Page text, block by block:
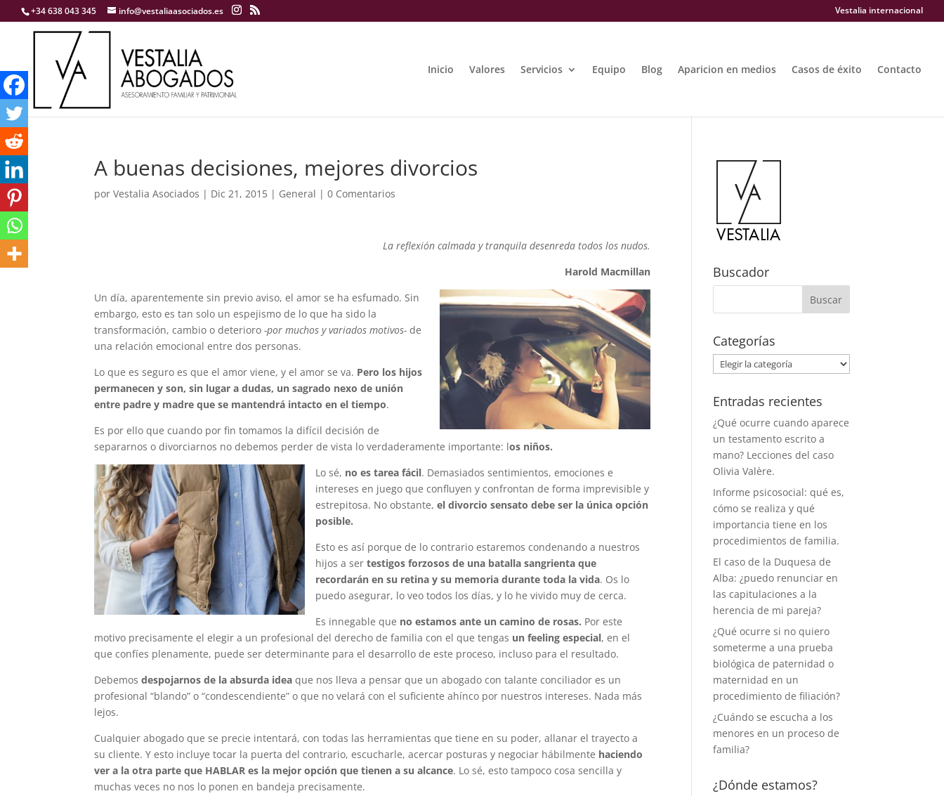
+34 638 043 345 info@vestaliaasociados.es Vestalia internacional
Inicio Valores Servicios Equipo Blog Aparicion en medios Casos de éxito Contacto
A buenas decisiones, mejores divorcios
porVestalia Asociados | Dic 21, 2015 | General |0 Comentarios
La reflexión calmada y tranquila desenreda todos los nudos.
Harold Macmillan
Un día, aparentemente sin previo aviso, el amor se ha esfumado. Sin
embargo, esto es tan solo un espejismo de lo que ha sido la
transformación, cambio o deterioro-por muchos y variados motivos- de
una relación emocional entre dos personas.
Lo que es seguro es que el amor viene, y el amor se va. Pero los hijos
permanecen y son, sin lugar a dudas, un sagrado nexo de unión
entre padre y madre que se mantendrá intacto en el tiempo.
Es por ello que cuando por fin tomamos la difícil decisión de
separarnos o divorciarnos no debemos perder de vista lo verdaderamente importante: los niños.
Lo sé, no es tarea fácil. Demasiados sentimientos, emociones e
intereses en juego que confluyen y confrontan de forma imprevisible y
estrepitosa. No obstante,el divorcio sensato debe ser la única opción
posible.
Esto es así porque de lo contrario estaremos condenando a nuestros
hijos a sertestigos forzosos de una batalla sangrienta que
recordarán en su retina y su memoria durante toda la vida. Os lo
puedo asegurar, lo veo todos los días, y lo he vivido muy de cerca.
Es innegable que no estamos ante un camino de rosas. Por este
motivo precisamente el elegir a un profesional del derecho de familia con el que tengas un feeling especial, en el
que confíes plenamente, puede ser determinante para el desarrollo de este proceso, incluso para el resultado.
Debemosdespojarnos de la absurda idea que nos lleva a pensar que un abogado con talante conciliador es un
profesional “blando” o “condescendiente” o que no velará con el suficiente ahínco por nuestros intereses. Nada más
lejos.
Cualquier abogado que se precie intentará, con todas las herramientas que tiene en su poder, allanar el trayecto a
su cliente. Y esto incluye tocar la puerta del contrario, escucharle, acercar posturas y negociar hábilmente haciendo
ver a la otra parte que HABLAR es la mejor opción que tienen a su alcance. Lo sé, esto tampoco cosa sencilla y
muchas veces no nos lo ponen en bandeja precisamente.
Buscador
Categorías
Categorías
Entradas recientes
¿Qué ocurre cuando aparece
un testamento escrito a
mano? Lecciones del caso
Olivia Valère.
Informe psicosocial: qué es,
cómo se realiza y qué
importancia tiene en los
procedimientos de familia.
El caso de la Duquesa de
Alba: ¿puedo renunciar en
las capitulaciones a la
herencia de mi pareja?
¿Qué ocurre si no quiero
someterme a una prueba
biológica de paternidad o
maternidad en un
procedimiento de filiación?
¿Cuándo se escucha a los
menores en un proceso de
familia?
¿Dónde estamos?